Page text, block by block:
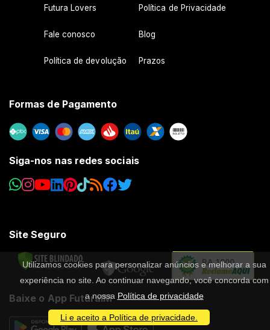
Futura Lovers Política de Privacidade
Fale conosco Blog
Política de devolução Prazos
Formas de Pagamento
Siga-nos nas redes sociais
Site Seguro
RA 1000
Baixe o App FuturaIM
Utilizamos cookies para personalizar anúncios e melhorar a sua
experiência no site. Ao continuar navegando, você concorda com
a nossa Política de privacidade
Li e aceito a Política de privacidade.